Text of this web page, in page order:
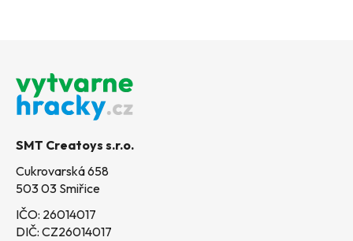
SMT Creatoys s.r.o.
Cukrovarská 658
503 03 Smiřice
IČO: 26014017
DIČ: CZ26014017